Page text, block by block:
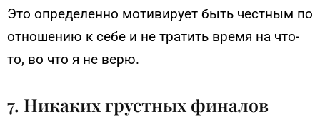
Это определенно мотивирует быть честным по
отношению к себе и не тратить время на что-
то, во что я не верю.
7. Никаких грустных финалов